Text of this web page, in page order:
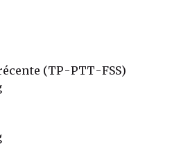
(TP-PTT-FSS)